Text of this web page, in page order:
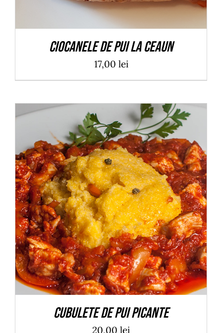
Ciocanele de pui la ceaun
17,00 lei
ADAUGĂ ÎN COȘ / DETALII
Cubulete de pui picante
20,00 lei